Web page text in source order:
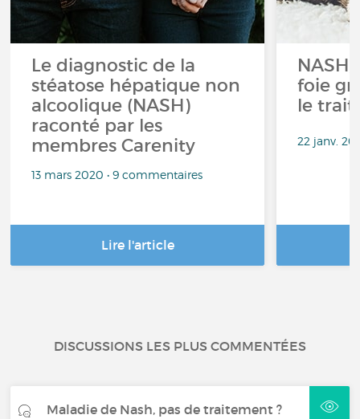
Le diagnostic de la
stéatose hépatique non
alcoolique (NASH)
raconté par les
membres Carenity
13 mars 2020 • 9 commentaires
Lire l'article
foie
le
22 janv.
DISCUSSIONS LES PLUS COMMENTÉES
Maladie de Nash, pas de traitement ?